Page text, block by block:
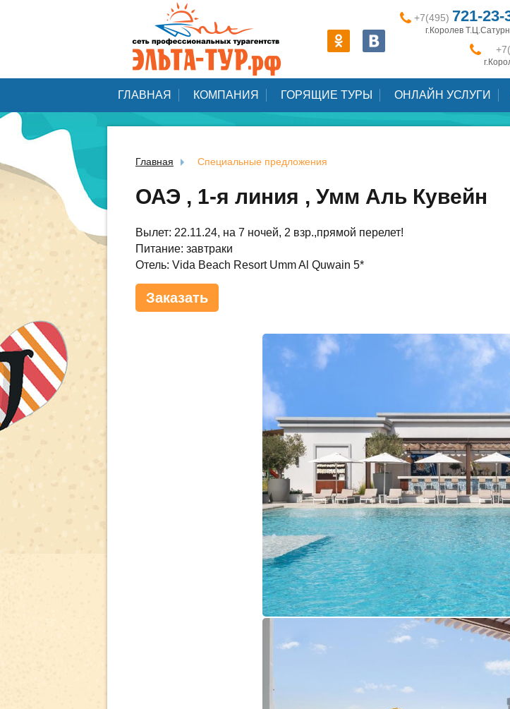
+7(495) 721-23-
г.Королев Т.Ц.Сатурн
ГЛАВНАЯ КОМПАНИЯ ГОРЯЩИЕ ТУРЫ ОНЛАЙН УСЛУГИ
Главная Специальные предложения
ОАЭ , 1-я линия , Умм Аль Кувейн
Вылет: 22.11.24, на 7 ночей, 2 взр.,прямой перелет!
Питание: завтраки
Отель: Vida Beach Resort Umm Al Quwain 5*
Заказать